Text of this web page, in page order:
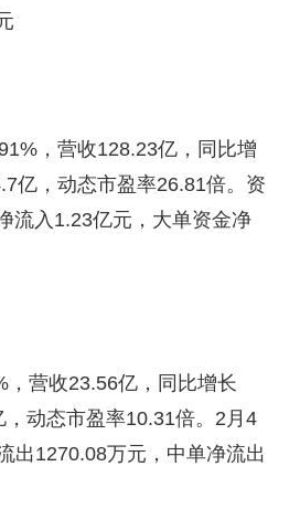
，营收128.23亿，同比增
亿，动态市盈率26.81倍。资
流入1.23亿元，大单资金净
营收23.56亿，同比增长
动态市盈率10.31倍。2月4
出1270.08万元，中单净流出